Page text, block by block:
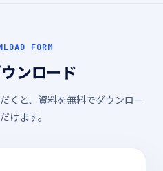
FORM
ンロード
くと、資料を無料でダウンロー
けます。